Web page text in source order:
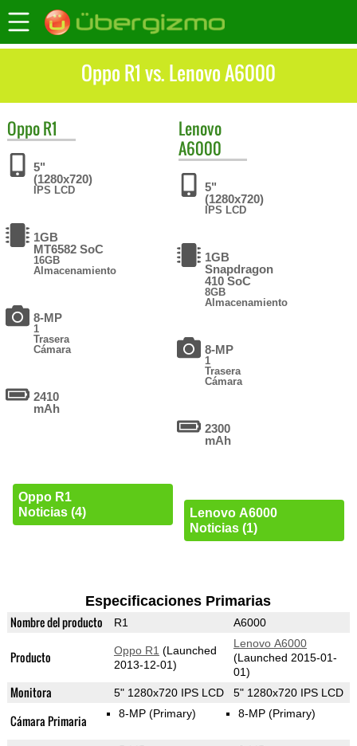
Oppo R1 vs. Lenovo A6000
OppoR1
5"
(1280x720)
IPS LCD
1GB
MT6582 SoC
16GB
Almacenamiento
8-MP
1
Trasera
Cámara
2410
mAh
Oppo R1
Noticias (4)
Lenovo
A6000
5"
(1280x720)
IPS LCD
1GB
Snapdragon
410 SoC
8GB
Almacenamiento
8-MP
1
Trasera
Cámara
2300
mAh
Lenovo A6000
Noticias (1)
Especificaciones Primarias
Nombre del producto R1 A6000
Producto Oppo R1 (Launched
2013-12-01)
Lenovo A6000
(Launched 2015-01-
01)
Monitora 5" 1280x720 IPS LCD 5" 1280x720 IPS LCD
Cámara Primaria 8-MP (Primary) 8-MP (Primary)